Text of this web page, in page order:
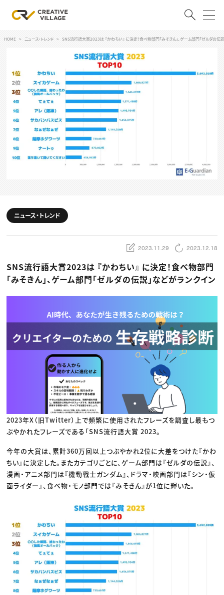
ログイン
RECRUIT
クリエイター求人を探す
CREATIVE JOB求人検索
特集求人
採用説明会
転職支援サービス
デザイン
プログラミング
動画配信・映像制作
編集・ライティング
お役立ち基礎知識
TOP Creator’s コラム
Webクリエイター
映像クリエイター
マーケッター
クリエイターインタビュー
C＆R Magazine
セミナー
ニュース・トレンド
ニュース・トレンド トップ
Web
映像
出版
CREATIVE VILLAGEからのお知らせ
プロフェッショナル×つながる×メディア
HOME ニュース・トレンド SNS流行語大賞2023は 『かわちい』 に決定！食べ物部門「みそきん」、ゲーム部門「ゼルダの伝
ニュース・トレンド
2023.11.29 2023.12.18
SNS流行語大賞2023は 『かわちい』 に決定！食べ物部門
「みそきん」、ゲーム部門「ゼルダの伝説」などがランクイン
2023年X（旧Twitter）上で頻繁に使用されたフレーズを調査し最もつ
ぶやかれたフレーズである「SNS流行語大賞 2023。
今年の大賞は、累計360万回以上つぶやかれ2位に大差をつけた『かわ
ちい』に決定した。またカテゴリごとに、ゲーム部門は『ゼルダの伝説』、
漫画・アニメ部門は『機動戦士ガンダム』、ドラマ・映画部門は『シン・仮
面ライダー』、食べ物・モノ部門では『みそきん』が1位に輝いた。